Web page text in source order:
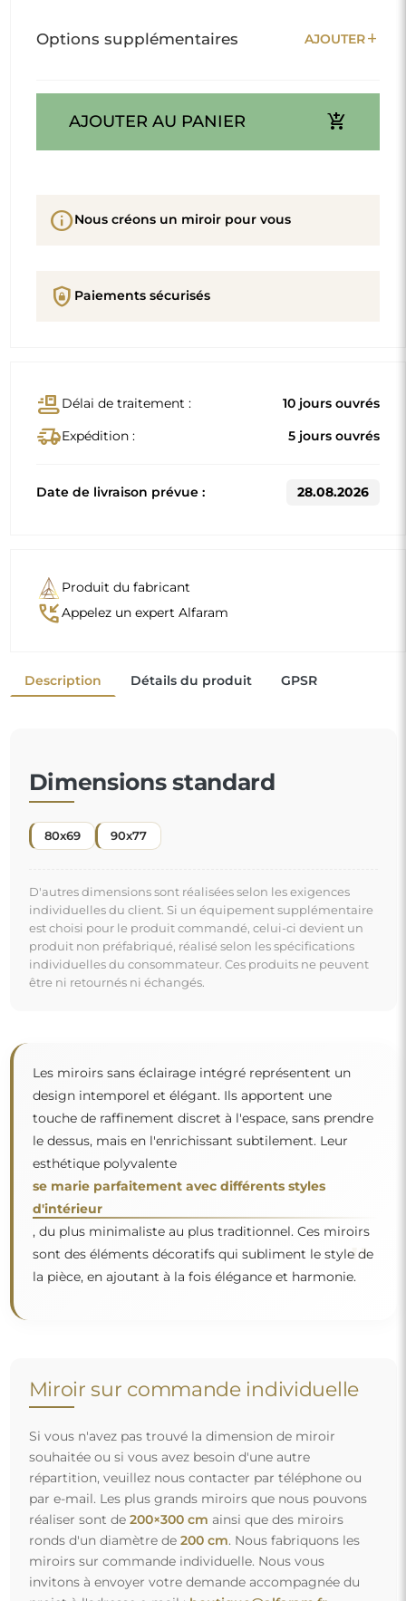
Options supplémentaires AJOUTERadd
AJOUTER AU PANIER add_shopping_cart
infoNous créons un miroir pour vous
shield_lock Paiements sécurisés
conveyor_beltDélai de traitement : 10 jours ouvrés
delivery_truck_speedExpédition : 5 jours ouvrés
Date de livraison prévue : 28.08.2026
Produit du fabricant
phone_callbackAppelez un expert Alfaram
Description Détails du produit GPSR
Dimensions standard
80x69 90x77
D'autres dimensions sont réalisées selon les exigences
individuelles du client. Si un équipement supplémentaire
est choisi pour le produit commandé, celui-ci devient un
produit non préfabriqué, réalisé selon les spécifications
individuelles du consommateur. Ces produits ne peuvent
être ni retournés ni échangés.
Les miroirs sans éclairage intégré représentent un
design intemporel et élégant. Ils apportent une
touche de raffinement discret à l'espace, sans prendre
le dessus, mais en l'enrichissant subtilement. Leur
esthétique polyvalente
se marie parfaitement avec différents styles
d'intérieur
, du plus minimaliste au plus traditionnel. Ces miroirs
sont des éléments décoratifs qui subliment le style de
la pièce, en ajoutant à la fois élégance et harmonie."
Miroir sur commande individuelle
Si vous n'avez pas trouvé la dimension de miroir
souhaitée ou si vous avez besoin d'une autre
répartition, veuillez nous contacter par téléphone ou
par e-mail. Les plus grands miroirs que nous pouvons
réaliser sont de 200×300 cm ainsi que des miroirs
ronds d'un diamètre de 200 cm. Nous fabriquons les
miroirs sur commande individuelle. Nous vous
invitons à envoyer votre demande accompagnée du